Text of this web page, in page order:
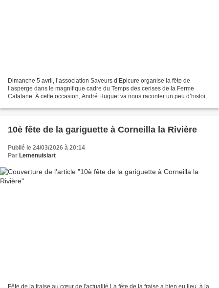
Dimanche 5 avril, l’association Saveurs d’Epicure organise la fête de
l’asperge dans le magnifique cadre du Temps des cerises de la Ferme
Catalane. À cette occasion, André Huguet va nous raconter un peu d’histoire
10è fête de la gariguette à Corneilla la Rivière
Publié le 24/03/2026 à 20:14
Par Lemenuisiart
Fête de la fraise au cœur de l'actualité La fête de la fraise a bien eu lieu, à la